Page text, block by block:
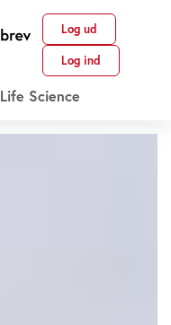
Log ud
Log ind
Life Science